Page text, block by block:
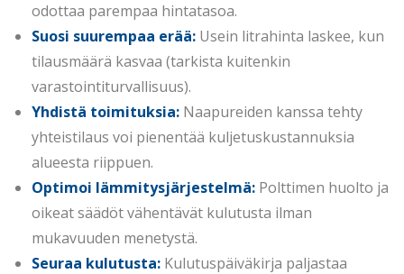
odottaa parempaa hintatasoa.
Suosi suurempaa erää: Usein litrahinta laskee, kun
tilausmäärä kasvaa (tarkista kuitenkin
varastointiturvallisuus).
Yhdistä toimituksia: Naapureiden kanssa tehty
yhteistilaus voi pienentää kuljetuskustannuksia
alueesta riippuen.
Optimoi lämmitysjärjestelmä: Polttimen huolto ja
oikeat säädöt vähentävät kulutusta ilman
mukavuuden menetystä.
Seuraa kulutusta: Kulutuspäiväkirja paljastaa